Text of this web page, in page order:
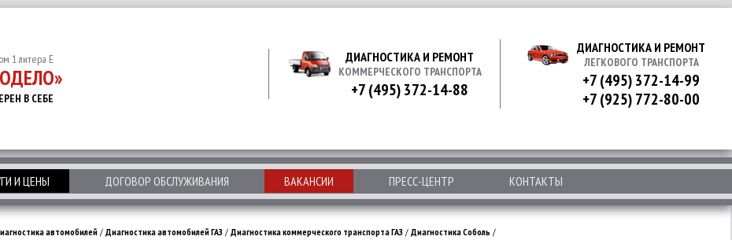
1 литера Е
В СЕБЕ
ДИАГНОСТИКА И РЕМОНТ
КОММЕРЧЕСКОГО ТРАНСПОРТА
+7 (495) 372-14-88
ДИАГНОСТИКА И РЕМОНТ
ЛЕГКОВОГО ТРАНСПОРТА
+7 (495) 372-14-99
+7 (925) 772-80-00
И ЦЕНЫ ДОГОВОР ОБСЛУЖИВАНИЯ ВАКАНСИИ ПРЕСС-ЦЕНТР КОНТАКТЫ
автомобилей/ Диагностика автомобилей ГАЗ / Диагностика коммерческого транспорта ГАЗ / Диагностика Соболь /